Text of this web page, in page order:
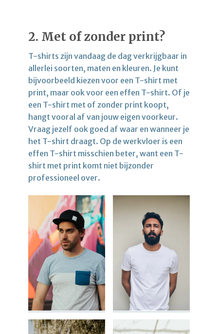
2. Met of zonder print?
T-shirts zijn vandaag de dag verkrijgbaar in
allerlei soorten, maten en kleuren. Je kunt
bijvoorbeeld kiezen voor een T-shirt met
print, maar ook voor een effen T-shirt. Of je
een T-shirt met of zonder print koopt,
hangt vooral af van jouw eigen voorkeur.
Vraag jezelf ook goed af waar en wanneer je
het T-shirt draagt. Op de werkvloer is een
effen T-shirt misschien beter, want een T-
shirt met print komt niet bijzonder
professioneel over.